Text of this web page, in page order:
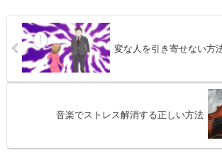
変な人を引き寄せない方
音楽でストレス解消する正しい方法